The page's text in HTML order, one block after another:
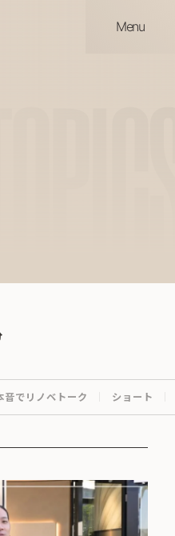
Menu
音でリノベトーク ショート